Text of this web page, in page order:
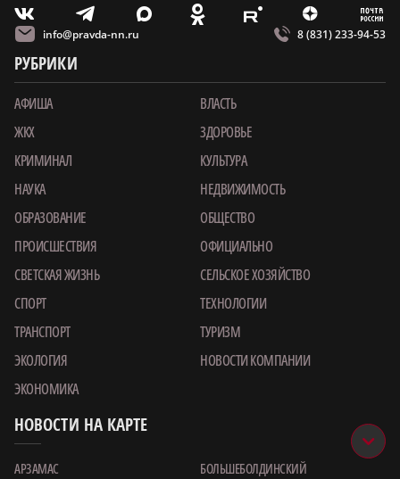
V T X O E Z m
info@pravda-nn.ru 8 (831) 233-94-53
РУБРИКИ
АФИША
ВЛАСТЬ
ЖКХ
ЗДОРОВЬЕ
КРИМИНАЛ
КУЛЬТУРА
НАУКА
НЕДВИЖИМОСТЬ
ОБРАЗОВАНИЕ
ОБЩЕСТВО
ПРОИСШЕСТВИЯ
ОФИЦИАЛЬНО
СВЕТСКАЯ ЖИЗНЬ
СЕЛЬСКОЕ ХОЗЯЙСТВО
СПОРТ
ТЕХНОЛОГИИ
ТРАНСПОРТ
ТУРИЗМ
ЭКОЛОГИЯ
НОВОСТИ КОМПАНИИ
ЭКОНОМИКА
НОВОСТИ НА КАРТЕ
АРЗАМАС
БОЛЬШЕБОЛДИНСКИЙ